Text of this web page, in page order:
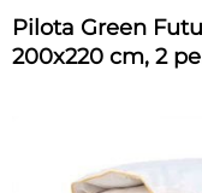
Pilota Green
200x220 cm, 2